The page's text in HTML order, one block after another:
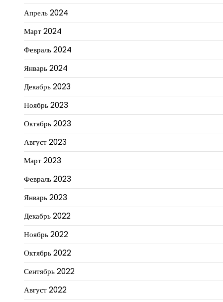
Апрель 2024
Март 2024
Февраль 2024
Январь 2024
Декабрь 2023
Ноябрь 2023
Октябрь 2023
Август 2023
Март 2023
Февраль 2023
Январь 2023
Декабрь 2022
Ноябрь 2022
Октябрь 2022
Сентябрь 2022
Август 2022